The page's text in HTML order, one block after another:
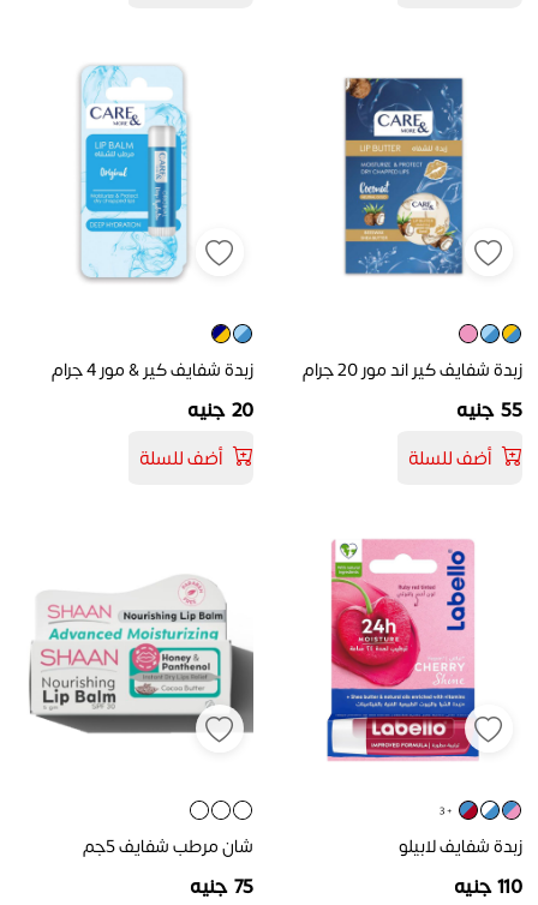
زبدة شفايف كير اند مور 20 جرام
55 جنيه
أضف للسلة
زبدة شفايف كير & مور 4 جرام
20 جنيه
أضف للسلة
+ 3
زبدة شفايف لابيلو
110 جنيه
شان مرطب شفايف 5جم
75 جنيه